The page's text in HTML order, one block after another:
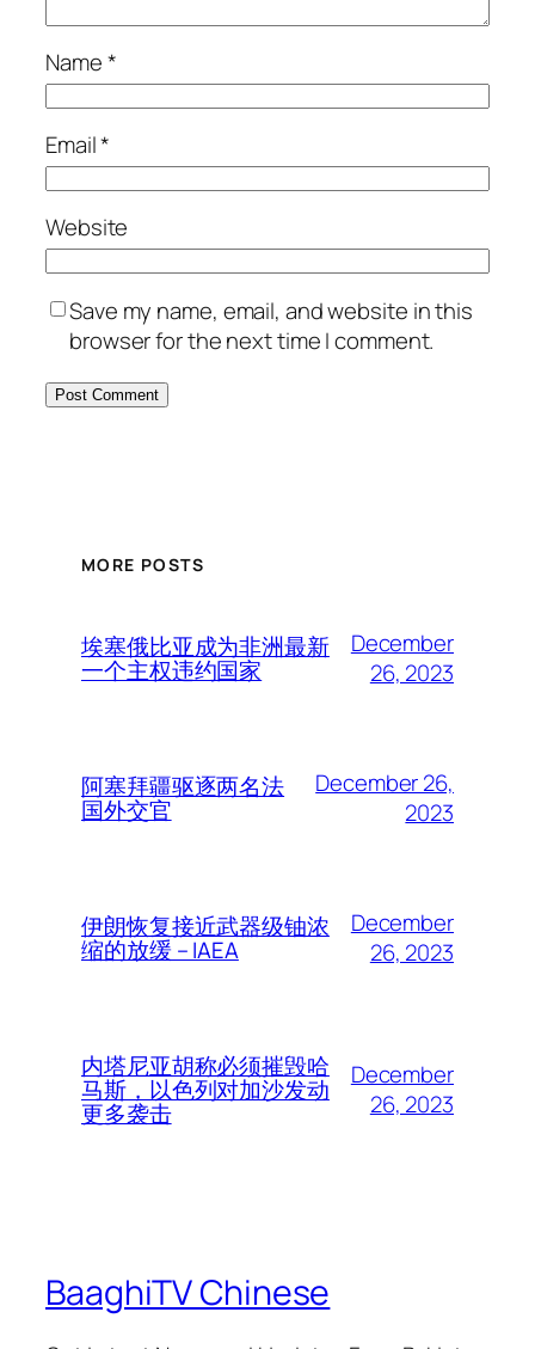
Name*
Email*
Website
Save my name, email, and website in this
browser for the next time I comment.
MORE POSTS
埃塞俄比亚成为非洲最新
一个主权违约国家
December
26, 2023
阿塞拜疆驱逐两名法
国外交官
December 26,
2023
伊朗恢复接近武器级铀浓
缩的放缓 – IAEA
December
26, 2023
内塔尼亚胡称必须摧毁哈
马斯，以色列对加沙发动
更多袭击
December
26, 2023
BaaghiTV Chinese